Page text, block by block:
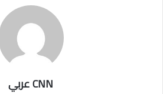
CNN عربي